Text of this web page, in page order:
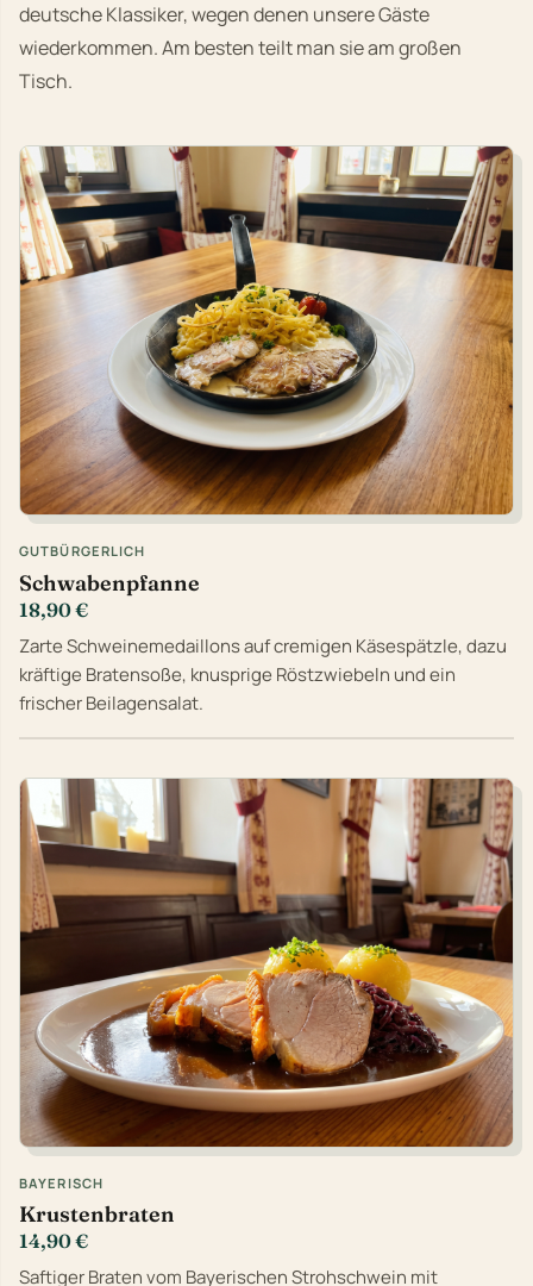
deutsche Klassiker, wegen denen unsere Gäste
wiederkommen. Am besten teilt man sie am großen
Tisch.
GUTBÜRGERLICH
Schwabenpfanne
18,90 €
Zarte Schweinemedaillons auf cremigen Käsespätzle, dazu
kräftige Bratensoße, knusprige Röstzwiebeln und ein
frischer Beilagensalat.
BAYERISCH
Krustenbraten
14,90 €
Saftiger Braten vom Bayerischen Strohschwein mit